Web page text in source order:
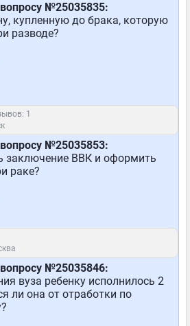
№25035835:
купленную до брака, которую
разводе?
1
№25035853:
заключение ВВК и оформить
раке?
№25035846:
вуза ребенку исполнилось 2
ли она от отработки по